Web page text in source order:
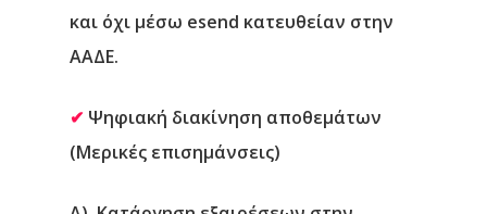
και όχι μέσω esend κατευθείαν στην
ΑΑΔΕ.
✔ Ψηφιακή διακίνηση αποθεμάτων
(Μερικές επισημάνσεις)